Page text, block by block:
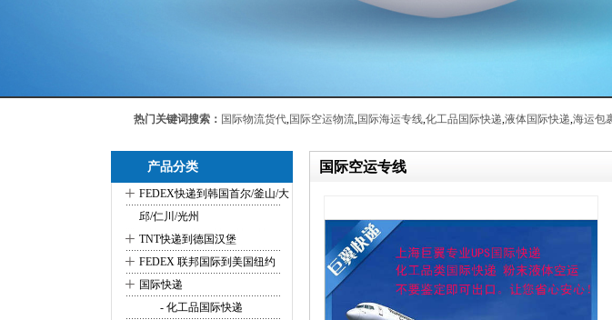
热门关键词搜索： 国际物流货代,国际空运物流,国际海运专线,化工品国际快递,液体国际快递,海运包
产品分类
+ FEDEX快递到韩国首尔/釜山/大
邱/仁川/光州
+ TNT快递到德国汉堡
+ FEDEX 联邦国际到美国纽约
+ 国际快递
- 化工品国际快递
国际空运专线